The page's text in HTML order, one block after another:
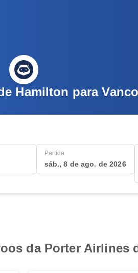
Hamilton para
Partida
sáb., 8 de ago. de 2026
da Porter Airlines